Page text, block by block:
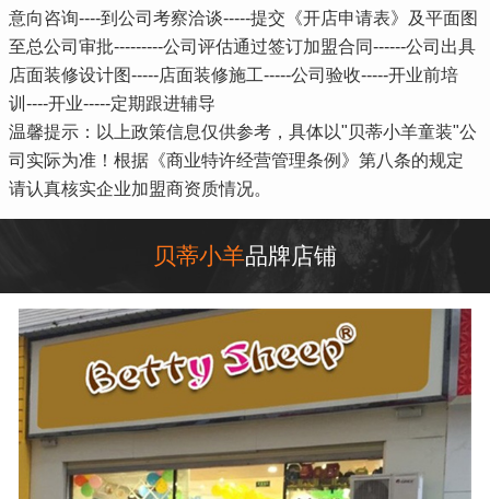
意向咨询----到公司考察洽谈-----提交《开店申请表》及平面图
至总公司审批---------公司评估通过签订加盟合同------公司出具
店面装修设计图-----店面装修施工-----公司验收-----开业前培
训----开业-----定期跟进辅导
温馨提示：以上政策信息仅供参考，具体以"贝蒂小羊童装"公
司实际为准！根据《商业特许经营管理条例》第八条的规定
请认真核实企业加盟商资质情况。
贝蒂小羊品牌店铺